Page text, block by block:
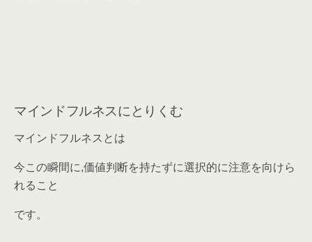
マインドフルネスにとりくむ
マインドフルネスとは
今この瞬間に,価値判断を持たずに選択的に注意を向けら
れること
です。